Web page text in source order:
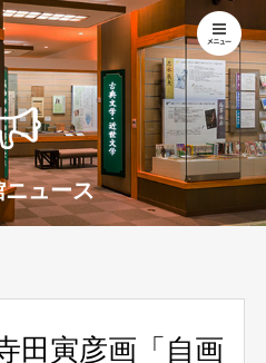
ュース
田寅彦画「自画